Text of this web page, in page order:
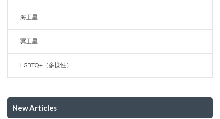
海王星
冥王星
LGBTQ+（多様性）
New Articles